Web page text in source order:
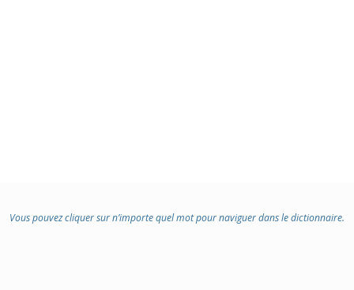
Vous pouvez cliquer sur n’importe quel mot pour naviguer dans le dictionnaire.